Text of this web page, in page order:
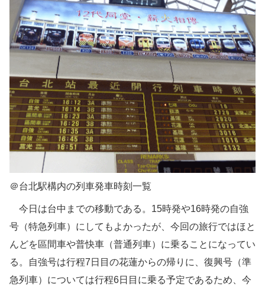
＠台北駅構内の列車発車時刻一覧
今日は台中までの移動である。15時発や16時発の自強
号（特急列車）にしてもよかったが、今回の旅行ではほと
んどを區間車や普快車（普通列車）に乗ることになってい
る。自強号は行程7日目の花蓮からの帰りに、復興号（準
急列車）については行程6日目に乗る予定であるため、今